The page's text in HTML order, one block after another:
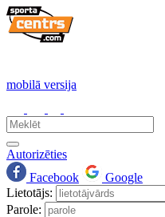
mobilā versija
Autorizēties
Facebook
Google
Lietotājs:
Parole: